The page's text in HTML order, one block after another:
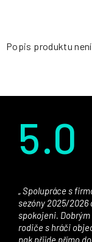
Popis produktu
5.0
sezóny 2025/2026
spokojeni.
rodiče s hráči
pak přijde přímo